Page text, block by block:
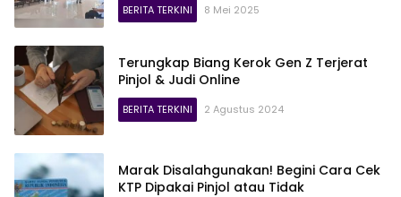
BERITA TERKINI 8 Mei 2025
Terungkap Biang Kerok Gen Z Terjerat
Pinjol & Judi Online
BERITA TERKINI 2 Agustus 2024
Marak Disalahgunakan! Begini Cara Cek
KTP Dipakai Pinjol atau Tidak